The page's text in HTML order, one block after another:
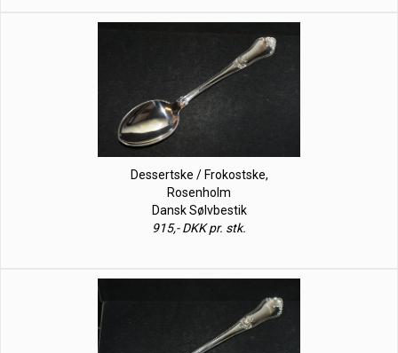
Dessertske / Frokostske,
Rosenholm
Dansk Sølvbestik
915,- DKK pr. stk.